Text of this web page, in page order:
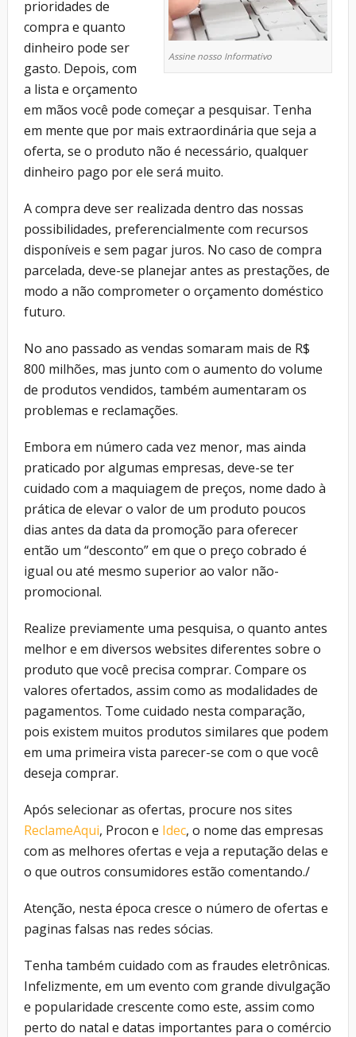
Assine nosso Informativo
prioridades de
compra e quanto
dinheiro pode ser
gasto. Depois, com
a lista e orçamento
em mãos você pode começar a pesquisar. Tenha
em mente que por mais extraordinária que seja a
oferta, se o produto não é necessário, qualquer
dinheiro pago por ele será muito.
A compra deve ser realizada dentro das nossas
possibilidades, preferencialmente com recursos
disponíveis e sem pagar juros. No caso de compra
parcelada, deve-se planejar antes as prestações, de
modo a não comprometer o orçamento doméstico
futuro.
No ano passado as vendas somaram mais de R$
800 milhões, mas junto com o aumento do volume
de produtos vendidos, também aumentaram os
problemas e reclamações.
Embora em número cada vez menor, mas ainda
praticado por algumas empresas, deve-se ter
cuidado com a maquiagem de preços, nome dado à
prática de elevar o valor de um produto poucos
dias antes da data da promoção para oferecer
então um “desconto” em que o preço cobrado é
igual ou até mesmo superior ao valor não-
promocional.
Realize previamente uma pesquisa, o quanto antes
melhor e em diversos websites diferentes sobre o
produto que você precisa comprar. Compare os
valores ofertados, assim como as modalidades de
pagamentos. Tome cuidado nesta comparação,
pois existem muitos produtos similares que podem
em uma primeira vista parecer-se com o que você
deseja comprar.
Após selecionar as ofertas, procure nos sites
ReclameAqui, Procon e Idec, o nome das empresas
com as melhores ofertas e veja a reputação delas e
o que outros consumidores estão comentando./
Atenção, nesta época cresce o número de ofertas e
paginas falsas nas redes sócias.
Tenha também cuidado com as fraudes eletrônicas.
Infelizmente, em um evento com grande divulgação
e popularidade crescente como este, assim como
perto do natal e datas importantes para o comércio